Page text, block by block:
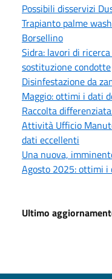
Possibili disservizi
Trapianto palme
Borsellino
Sidra: lavori di
sostituzione condotte
Disinfestazione da
Maggio: ottimi i dati
Raccolta
Attività Ufficio
dati eccellenti
Una nuova,
Agosto 2025: ottimi i
Ultimo